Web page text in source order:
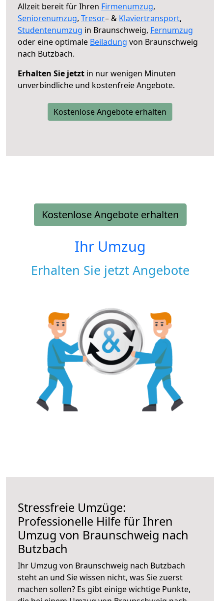
Allzeit bereit für Ihren Firmenumzug,
Seniorenumzug, Tresor– & Klaviertransport,
Studentenumzug in Braunschweig, Fernumzug
oder eine optimale Beiladung von Braunschweig
nach Butzbach.
Erhalten Sie jetzt in nur wenigen Minuten
unverbindliche und kostenfreie Angebote.
Kostenlose Angebote erhalten
Kostenlose Angebote erhalten
Ihr Umzug
Erhalten Sie jetzt Angebote
Stressfreie Umzüge:
Professionelle Hilfe für Ihren
Umzug von Braunschweig nach
Butzbach
Ihr Umzug von Braunschweig nach Butzbach
steht an und Sie wissen nicht, was Sie zuerst
machen sollen? Es gibt einige wichtige Punkte,